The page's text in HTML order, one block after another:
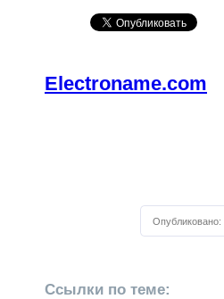
Electroname.com
Опубликовано:
Ссылки по теме: